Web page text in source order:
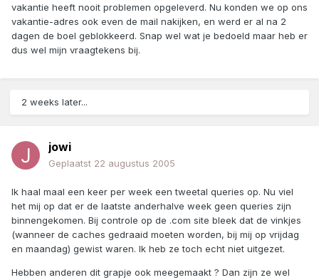
vakantie heeft nooit problemen opgeleverd. Nu konden we op ons
vakantie-adres ook even de mail nakijken, en werd er al na 2
dagen de boel geblokkeerd. Snap wel wat je bedoeld maar heb er
dus wel mijn vraagtekens bij.
2 weeks later...
jowi
Geplaatst 22 augustus 2005
Ik haal maal een keer per week een tweetal queries op. Nu viel
het mij op dat er de laatste anderhalve week geen queries zijn
binnengekomen. Bij controle op de .com site bleek dat de vinkjes
(wanneer de caches gedraaid moeten worden, bij mij op vrijdag
en maandag) gewist waren. Ik heb ze toch echt niet uitgezet.
Hebben anderen dit grapje ook meegemaakt ? Dan zijn ze wel